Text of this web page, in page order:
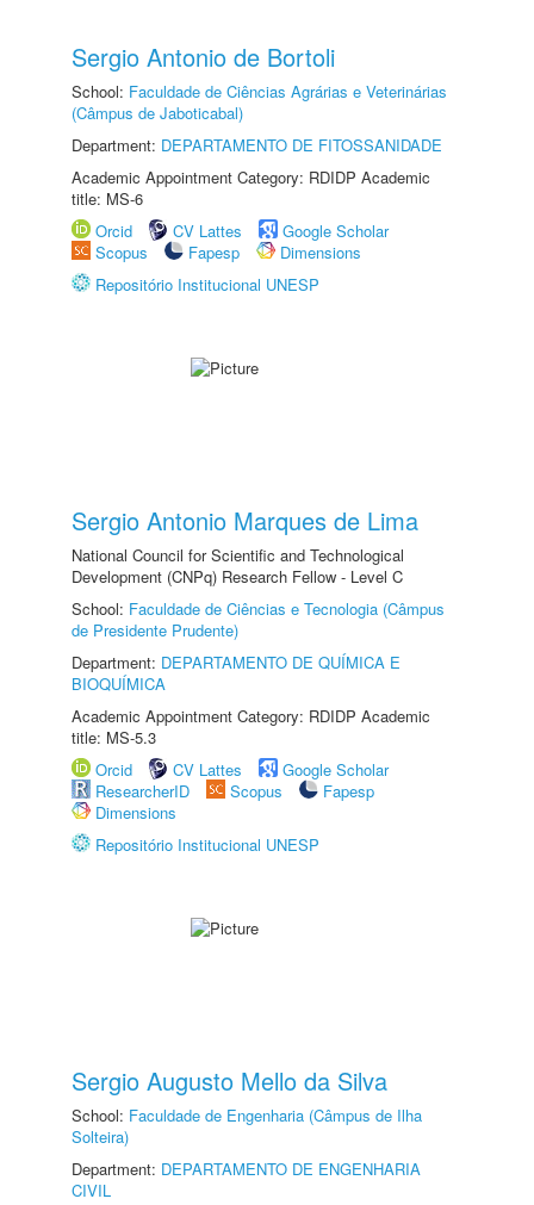
Sergio Antonio de Bortoli
School: Faculdade de Ciências Agrárias e Veterinárias
(Câmpus de Jaboticabal)
Department: DEPARTAMENTO DE FITOSSANIDADE
Academic Appointment Category: RDIDP Academic
title: MS-6
Orcid
CV Lattes
Google Scholar
Scopus
Fapesp
Dimensions
Repositório Institucional UNESP
Sergio Antonio Marques de Lima
National Council for Scientific and Technological
Development (CNPq) Research Fellow - Level C
School: Faculdade de Ciências e Tecnologia (Câmpus
de Presidente Prudente)
Department: DEPARTAMENTO DE QUÍMICA E
BIOQUÍMICA
Academic Appointment Category: RDIDP Academic
title: MS-5.3
Orcid
CV Lattes
Google Scholar
ResearcherID
Scopus
Fapesp
Dimensions
Repositório Institucional UNESP
Sergio Augusto Mello da Silva
School: Faculdade de Engenharia (Câmpus de Ilha
Solteira)
Department: DEPARTAMENTO DE ENGENHARIA
CIVIL